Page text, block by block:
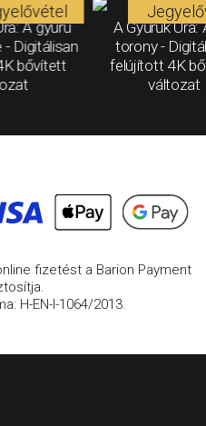
A gyűrű
Digitálisan
bővített
A Gyűrűk Ura:
torony -
felújított 4K
változat
fizetést a Barion Payment
H-EN-I-1064/2013.